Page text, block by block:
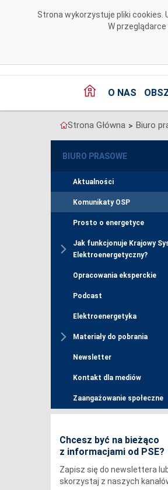
Strona wykorzystuje pliki
W
O NAS
Strona Główna > Biuro
BIURO PRASOWE
Aktualności
Komunikaty OSP
Prosto o energetyce
Jak funkcjonuje Krajowy
Elektroenergetyczny?
Opracowania eksperckie
Podcast
Elektroenergetyka
Materiały do pobrania
Newsletter
Kontakt dla mediów
Zaangażowanie społeczne
Chcesz być na bieżąco
z informacjami od PSE?
Zapisz się do newslettera
skorzystaj z naszych